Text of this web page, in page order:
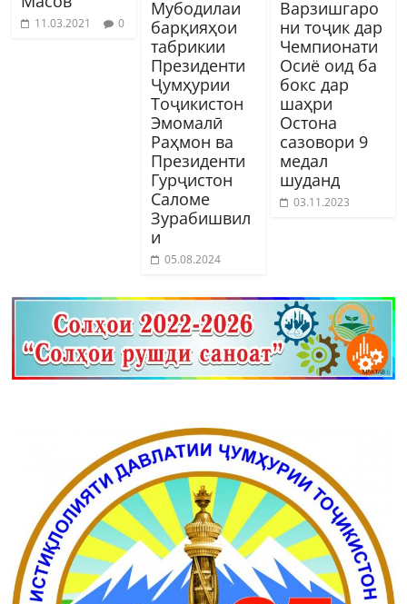
11.03.2021 0
Мубодилаи
барқияҳои
табрикии
Президенти
Ҷумҳурии
Тоҷикистон
Эмомалӣ
Раҳмон ва
Президенти
Гурҷистон
Саломе
Зурабишвил
и
05.08.2024
Варзишгаро
ни тоҷик дар
Чемпионати
Осиё оид ба
бокс дар
шаҳри
Остона
сазовори 9
медал
шуданд
03.11.2023